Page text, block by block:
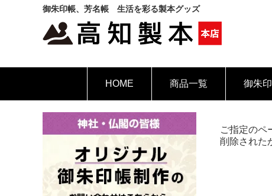
御朱印帳、芳名帳 生活を彩る製本グッズ
HOME 商品一覧 御朱
ご指定のペ
削除された